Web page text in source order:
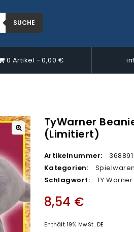
SUCHE
0 Artikel 0,00 €
TyWarner
(limitiert)
Artikelnummer:
368891
Kategorien:
Spielwaren
Schlagwort:
TY Warner
8,54 €
Enthält 19% MwSt. DE